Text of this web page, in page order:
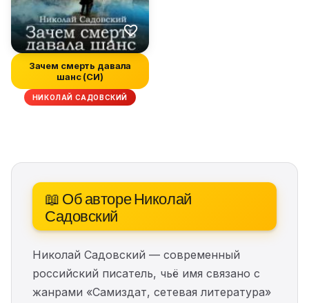
Зачем смерть давала
шанс (СИ)
НИКОЛАЙ САДОВСКИЙ
📖 Об авторе Николай
Садовский
Николай Садовский — современный
российский писатель, чьё имя связано с
жанрами «Самиздат, сетевая литература»